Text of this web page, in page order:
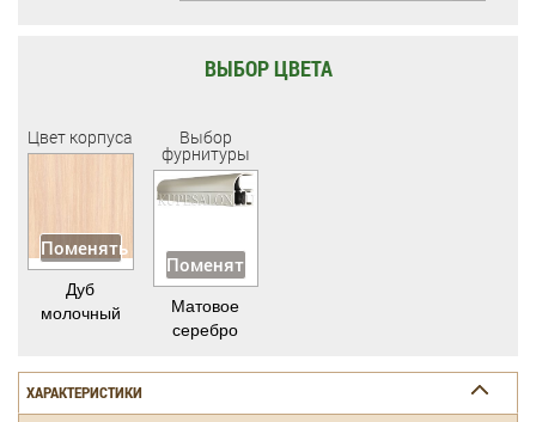
ВЫБОР ЦВЕТА
Цвет корпуса
Поменять
Дуб
молочный
Выбор
фурнитуры
Поменять
Матовое
серебро
ХАРАКТЕРИСТИКИ